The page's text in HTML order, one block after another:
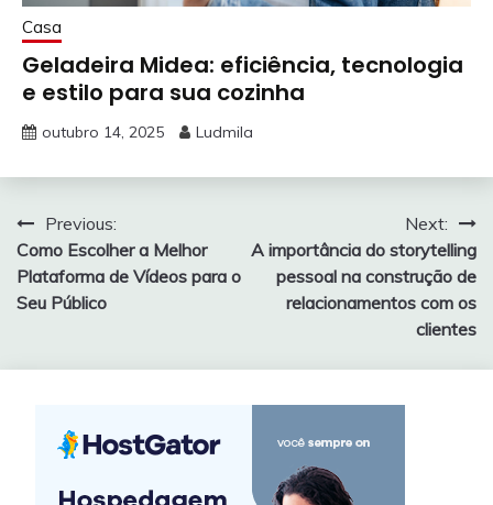
Casa
Geladeira Midea: eficiência, tecnologia
e estilo para sua cozinha
outubro 14, 2025 Ludmila
Navegação
de
Post
Previous:
Como Escolher a Melhor
Plataforma de Vídeos para o
Seu Público
Next:
A importância do storytelling
pessoal na construção de
relacionamentos com os
clientes